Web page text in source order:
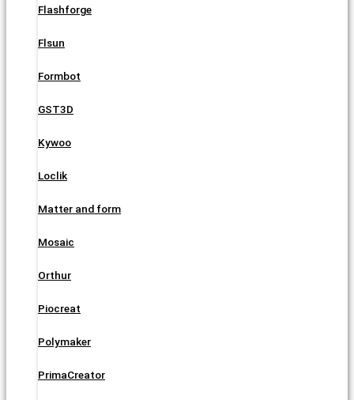
Flashforge
Flsun
Formbot
GST3D
Kywoo
Loclik
Matter and form
Mosaic
Orthur
Piocreat
Polymaker
PrimaCreator